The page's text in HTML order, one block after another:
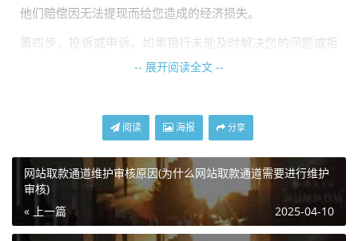
他们赔偿因无法提现而给您造成的经济损失。
第四步，投诉或申诉。如果银行未能及时解决您的问题或拒
绝履行赔偿义务，您可以向相关监管机构投诉或申诉。根据
第五步，寻求法律援助。如果您与银行的**无法通过以上方
式解决，您可以寻求法律援助。您可以咨询律师，了解您的
权益和法律途径，并在必要时提**讼，维护自己的合法权
总结起来，当取款系统维护升级导致无法提现时，我们应该
-- 展开阅读全文 --
阅读 海报 分享
网站取款通道维护审核原因(为什么网站取款通道需要进行维护
审核)
« 上一篇
2025-04-10